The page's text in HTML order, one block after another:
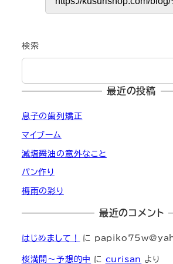
検索
最近の投稿
息子の歯列矯正
マイブーム
減塩醤油の意外なこと
パン作り
梅雨の彩り
最近のコメント
はじめまして！ に
桜満開～予想的中 に curisan より